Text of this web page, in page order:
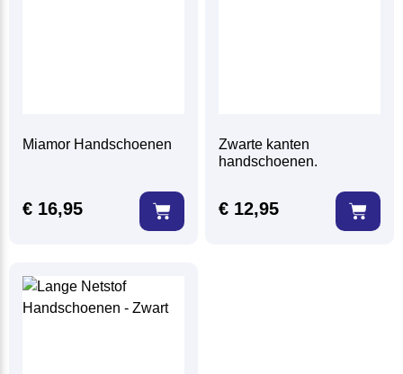
Miamor Handschoenen
€ 16,95
Zwarte kanten
handschoenen.
€ 12,95